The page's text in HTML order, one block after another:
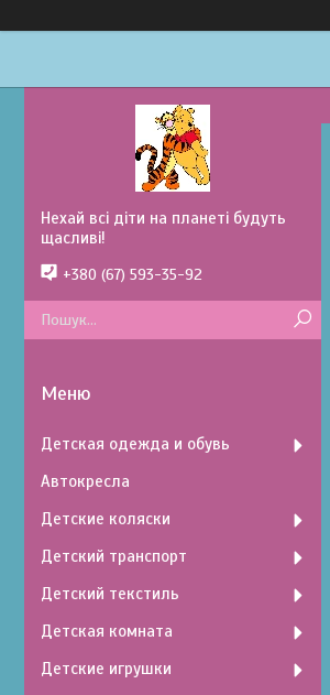
Нехай всі діти на планеті будуть
щасливі!
+380 (67) 593-35-92
Детская одежда и обувь
Автокресла
Детские коляски
Детский транспорт
Детский текстиль
Детская комната
Детские игрушки